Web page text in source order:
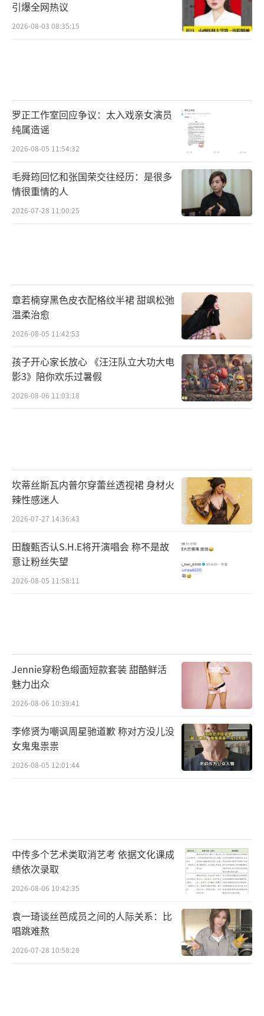
引爆全网热议
2026-08-03 08:35:15
罗正工作室回应争议：太入戏亲女演员
纯属造谣
2026-08-05 11:54:32
毛舜筠回忆和张国荣交往经历：是很多
情很重情的人
2026-07-28 11:00:25
章若楠穿黑色皮衣配格纹半裙 甜飒松弛
温柔治愈
2026-08-05 11:42:53
孩子开心家长放心 《汪汪队立大功大电
影3》陪你欢乐过暑假
2026-08-06 11:03:18
坎蒂丝斯瓦内普尔穿蕾丝透视裙 身材火
辣性感迷人
2026-07-27 14:36:43
田馥甄否认S.H.E将开演唱会 称不是故
意让粉丝失望
2026-08-05 11:58:11
Jennie穿粉色缎面短款套装 甜酷鲜活
魅力出众
2026-08-06 10:39:41
李修贤为嘲讽周星驰道歉 称对方没儿没
女鬼鬼祟祟
2026-08-05 12:01:44
中传多个艺术类取消艺考 依据文化课成
绩依次录取
2026-08-06 10:42:35
袁一琦谈丝芭成员之间的人际关系：比
唱跳难熬
2026-07-28 10:58:28